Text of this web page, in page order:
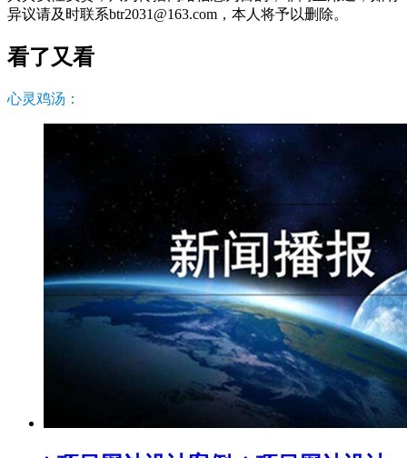
异议请及时联系btr2031@163.com，本人将予以删除。
看了又看
心灵鸡汤：